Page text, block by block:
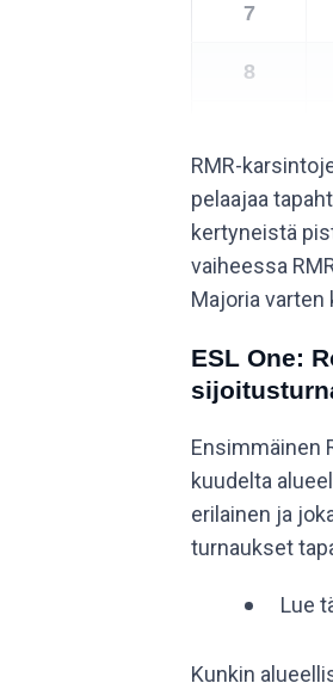
7
8
10
11
12
13
15
16
RMR-
pelaajaa
kertyneistä
vaiheessa
Majoria varten
ESL One:
Ensimmäinen
kuudelta
erilainen ja
turnaukset
Lue
Kunkin